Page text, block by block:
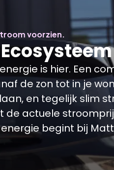
voorzien.
is hier. Een
de zon tot in je
en tegelijk slim
actuele
begint bij